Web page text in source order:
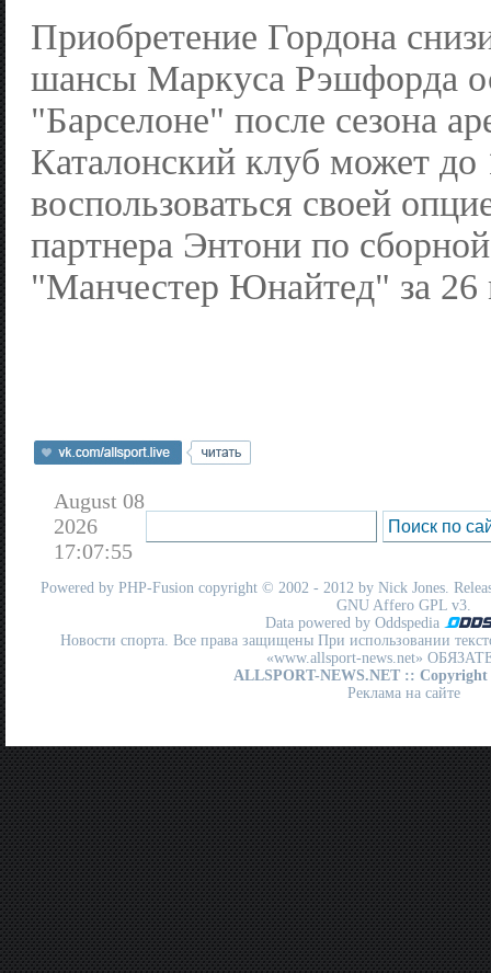
Приобретение Гордона
шансы Маркуса Рэшфорда
"Барселоне" после сезона
Каталонский клуб может
воспользоваться своей
партнера Энтони по
"Манчестер Юнайтед" за 26
August 08
2026
17:07:55
Powered by PHP-Fusion copyright © 2002 - 2012 by Nick Jones.
GNU Affero GPL v3.
Data powered by Oddspedia
Новости спорта. Все права защищены При использовании
«www.allsport-news.net»
ALLSPORT-NEWS.NET :: Copyright
Реклама на сайте